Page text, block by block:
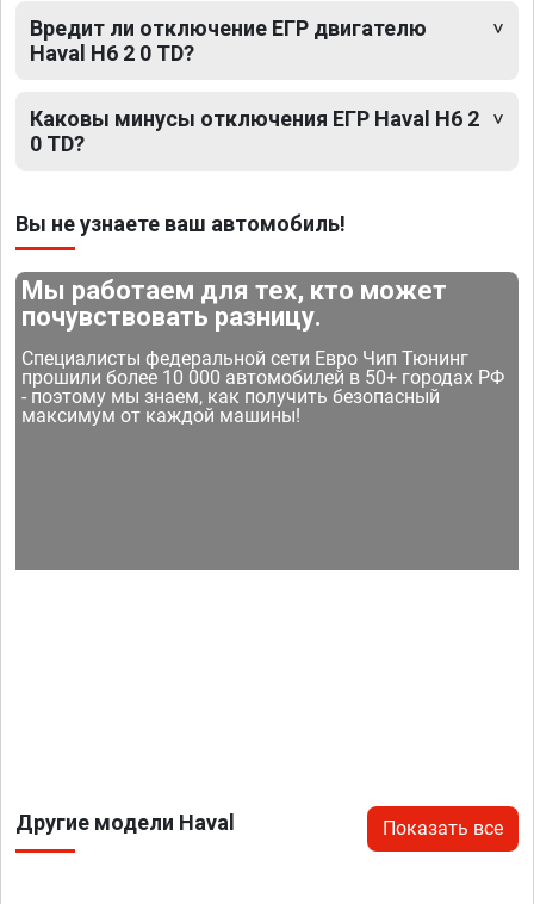
Вредит ли отключение ЕГР двигателю
Haval H6 2 0 TD?
Каковы минусы отключения ЕГР Haval H6 2
0 TD?
Вы не узнаете ваш автомобиль!
Мы работаем для тех, кто может
почувствовать разницу.
Специалисты федеральной сети Евро Чип Тюнинг
прошили более 10 000 автомобилей в 50+ городах РФ
- поэтому мы знаем, как получить безопасный
максимум от каждой машины!
Другие модели Haval Показать все